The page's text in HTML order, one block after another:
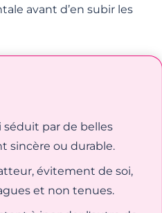
avant d’en subir les
par de belles
sincère ou durable.
évitement de soi,
et non tenues.